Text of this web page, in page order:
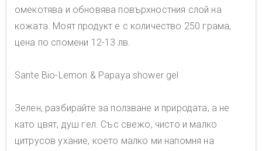
омекотява и обновява повърхностния слой на
кожата. Моят продукт е с количество 250 грама,
цена по спомени 12-13 лв.
Sante Bio-Lemon & Papaya shower gel
Зелен, разбирайте за ползване и природата, а не
като цвят, душ гел. Със свежо, чисто и малко
цитрусов ухание, което малко ми напомня на